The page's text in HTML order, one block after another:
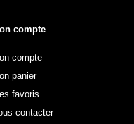
compte
compte
panier
favoris
contacter